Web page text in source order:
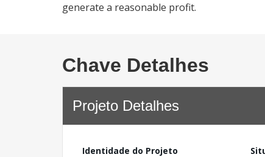
generate a reasonable profit.
Chave Detalhes
Projeto Detalhes
Identidade do Projeto